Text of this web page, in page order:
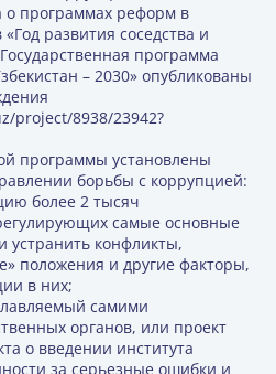
о программах реформ в
развития соседства и
программа
– 2030» опубликованы
project/8938/23942?
программы установлены
борьбы с коррупцией:
более 2 тысяч
самые основные
конфликты,
положения и другие факторы,
в них;
самими
органов, или проект
о введении института
за серьезные ошибки и